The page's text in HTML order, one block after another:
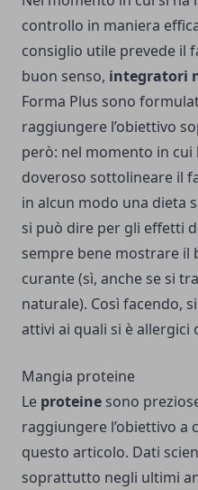
controllo in maniera
consiglio utile prevede il
buon senso, integratori
Forma Plus sono
raggiungere l’obiettivo
però: nel momento in cui
doveroso sottolineare il
in alcun modo una dieta
si può dire per gli effetti
sempre bene mostrare il
curante (sì, anche se si
naturale). Così facendo,
attivi ai quali si è allergici
Mangia proteine
Le proteine sono
raggiungere l’obiettivo a
questo articolo. Dati
soprattutto negli ultimi